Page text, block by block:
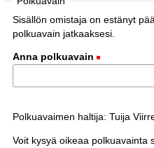
Sisällön omistaja on estänyt
polkuavain jatkaaksesi.
Anna polkuavain
Polkuavaimen haltija: Tuija
Voit kysyä oikeaa polkuavainta